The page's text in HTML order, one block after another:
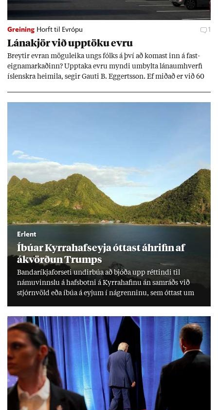
Greining Horft til Evrópu 1
Lána­kjör við upp­töku evru
Breyt­ir evr­an mögu­leika ungs fólks á því að kom­ast inn á fast­
eigna­mark­að­inn? Upp­taka evru myndi um­bylta lánaum­hverfi
ís­lenskra heim­ila, seg­ir Gauti B. Eggerts­son. Ef mið­að er við 60
Erlent
Íbú­ar Kyrra­hafs­eyja ótt­ast áhrif­in af
ákvörð­un Trumps
Banda­ríkja­for­seti und­ir­búa að bjóða upp rétt­indi til
námu­vinnslu á hafs­botni á Kyrra­haf­inu án sam­ráðs við
stjórn­völd eða íbúa á eyj­um í ná­grenn­inu, sem ótt­ast um